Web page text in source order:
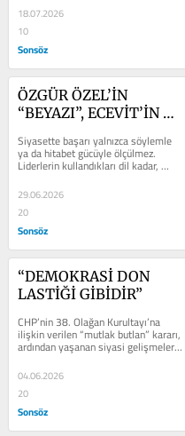
18.07.2026
10
Sonsöz
ÖZGÜR ÖZEL’İN
“BEYAZI”, ECEVİT’İN
Siyasette başarı yalnızca söylemle
ya da hitabet gücüyle ölçülmez.
Liderlerin kullandıkları dil kadar,
toplumun hafızasında yer eden...
29.06.2026
20
Sonsöz
“DEMOKRASİ DON
LASTİĞİ GİBİDİR”
CHP’nin 38. Olağan Kurultayı’na
ilişkin verilen “mutlak butlan” kararı,
ardından yaşanan siyasi gelişmeler
ve parti yönetiminde ortaya...
04.06.2026
20
Sonsöz